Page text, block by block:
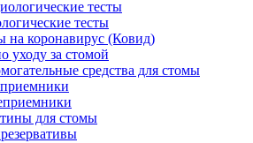
тесты
тесты
на коронавирус (Ковид)
уходу за стомой
средства для стомы
для стомы